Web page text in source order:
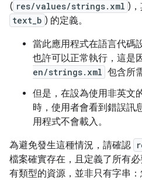
( res/values/strings.xml )
text_b ) 的定義。
當此應用程式在語言代碼
也許可以正常執行，這是
en/strings.xml 包含所
但是，在設為使用非英文
時，使用者會看到錯誤訊
用程式不會載入。
為避免發生這種情況，請確認
檔案確實存在，且定義了所有
有類型的資源，並非只有字串